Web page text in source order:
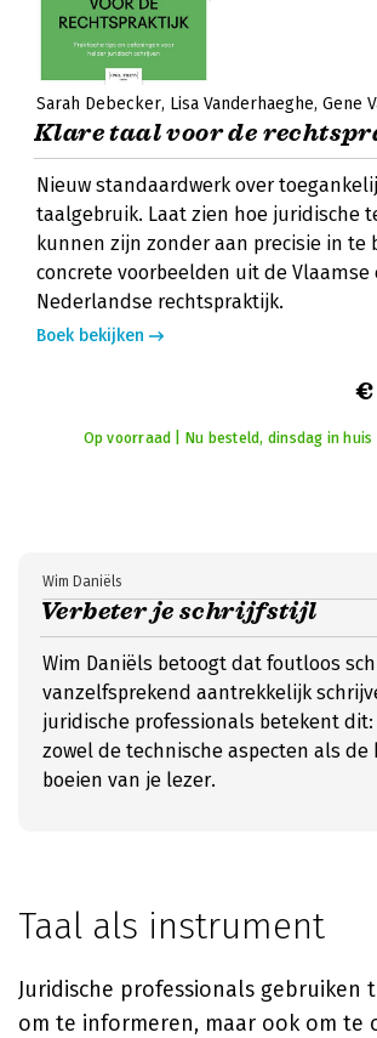
Sarah Debecker Lisa Vanderhaeghe Gene
Klare taal voor de
Nieuw standaardwerk over
taalgebruik. Laat zien hoe juridische
kunnen zijn zonder aan precisie in te
concrete voorbeelden uit de Vlaamse
Nederlandse rechtspraktijk.
Boek bekijken
€
Op voorraad | Nu besteld, dinsdag in
Verbeter je schrijfstijl
Wim Daniëls
Wim Daniëls betoogt dat foutloos
vanzelfsprekend aantrekkelijk
juridische professionals betekent
zowel de technische aspecten als
boeien van je lezer.
Taal als instrument
Juridische professionals gebruiken
om te informeren, maar ook om te